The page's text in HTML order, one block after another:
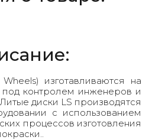
изготавливаются на
под контролем инженеров и
диски LS производятся
с использованием
процессов изготовления